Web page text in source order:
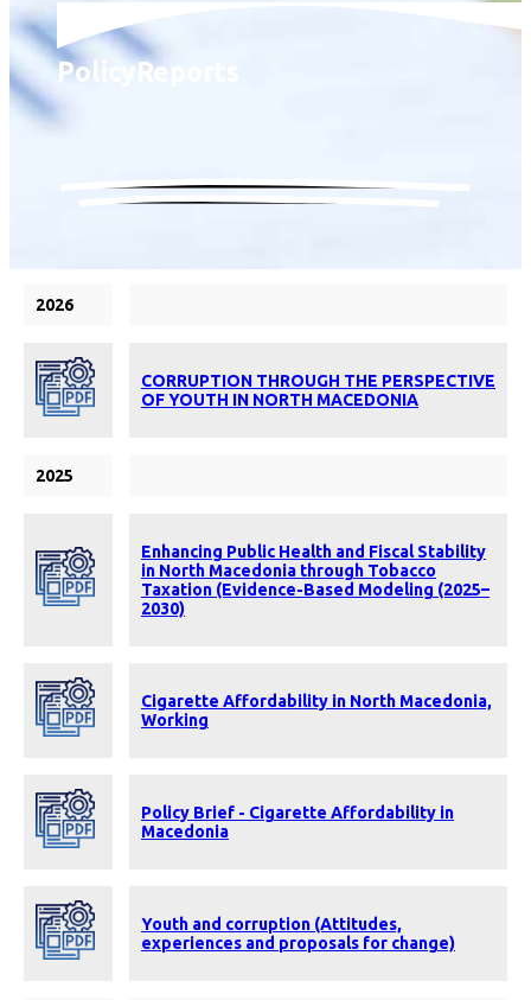
PolicyReports
2026
CORRUPTION THROUGH THE PERSPECTIVE
OF YOUTH IN NORTH MACEDONIA
2025
Enhancing Public Health and Fiscal Stability
in North Macedonia through Tobacco
Taxation (Evidence-Based Modeling (2025–
2030)
Cigarette Affordability in North Macedonia,
Working
Policy Brief - Cigarette Affordability in
Macedonia
Youth and corruption (Attitudes,
experiences and proposals for change)